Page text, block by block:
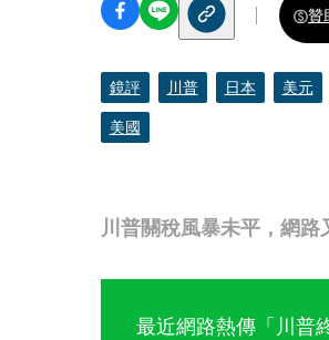
川普關稅風暴未平，網路
贊
鏡評 川普 日本 美元
美國
最近網路熱傳「川普